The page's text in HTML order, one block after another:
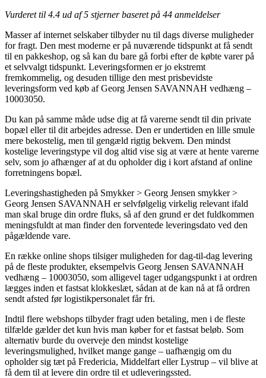
Vurderet til 4.4 ud af 5 stjerner baseret på 44 anmeldelser
Masser af internet selskaber tilbyder nu til dags diverse muligheder
for fragt. Den mest moderne er på nuværende tidspunkt at få sendt
til en pakkeshop, og så kan du bare gå forbi efter de købte varer på
et selvvalgt tidspunkt. Leveringsformen er jo ekstremt
fremkommelig, og desuden tillige den mest prisbevidste
leveringsform ved køb af Georg Jensen SAVANNAH vedhæng –
10003050.
Du kan på samme måde udse dig at få varerne sendt til din private
bopæl eller til dit arbejdes adresse. Den er undertiden en lille smule
mere bekostelig, men til gengæld rigtig bekvem. Den mindst
kostelige leveringstype vil dog altid vise sig at være at hente varerne
selv, som jo afhænger af at du opholder dig i kort afstand af online
forretningens bopæl.
Leveringshastigheden på Smykker > Georg Jensen smykker >
Georg Jensen SAVANNAH er selvfølgelig virkelig relevant ifald
man skal bruge din ordre fluks, så af den grund er det fuldkommen
meningsfuldt at man finder den forventede leveringsdato ved den
pågældende vare.
En række online shops tilsiger muligheden for dag-til-dag levering
på de fleste produkter, eksempelvis Georg Jensen SAVANNAH
vedhæng – 10003050, som alligevel tager udgangspunkt i at ordren
lægges inden et fastsat klokkeslæt, sådan at de kan nå at få ordren
sendt afsted før logistikpersonalet får fri.
Indtil flere webshops tilbyder fragt uden betaling, men i de fleste
tilfælde gælder det kun hvis man køber for et fastsat beløb. Som
alternativ burde du overveje den mindst kostelige
leveringsmulighed, hvilket mange gange – uafhængig om du
opholder sig tæt på Fredericia, Middelfart eller Lystrup – vil blive at
få dem til at levere din ordre til et udleveringssted.